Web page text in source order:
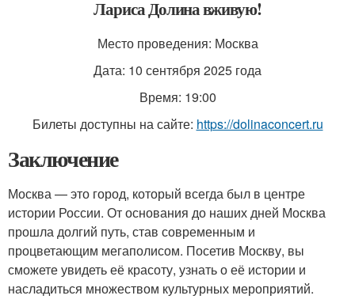
Лариса Долина вживую!
Место проведения: Москва
Дата: 10 сентября 2025 года
Время: 19:00
Билеты доступны на сайте: https://dolinaconcert.ru
Заключение
Москва — это город, который всегда был в центре
истории России. От основания до наших дней Москва
прошла долгий путь, став современным и
процветающим мегаполисом. Посетив Москву, вы
сможете увидеть её красоту, узнать о её истории и
насладиться множеством культурных мероприятий.